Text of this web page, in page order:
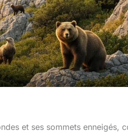
et ses sommets enneigés,